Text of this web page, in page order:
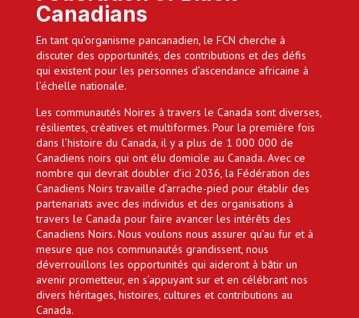
Canadians
En tant qu’organisme pancanadien, le FCN cherche à
discuter des opportunités, des contributions et des défis
qui existent pour les personnes d’ascendance africaine à
l’échelle nationale.
Les communautés Noires à travers le Canada sont diverses,
résilientes, créatives et multiformes. Pour la première fois
dans l’histoire du Canada, il y a plus de 1 000 000 de
Canadiens noirs qui ont élu domicile au Canada. Avec ce
nombre qui devrait doubler d’ici 2036, la Fédération des
Canadiens Noirs travaille d’arrache-pied pour établir des
partenariats avec des individus et des organisations à
travers le Canada pour faire avancer les intérêts des
Canadiens Noirs. Nous voulons nous assurer qu’au fur et à
mesure que nos communautés grandissent, nous
déverrouillons les opportunités qui aideront à bâtir un
avenir prometteur, en s’appuyant sur et en célébrant nos
divers héritages, histoires, cultures et contributions au
Canada.